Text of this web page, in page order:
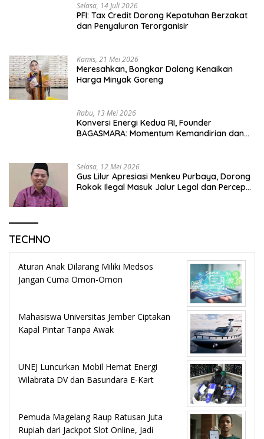
Selasa, 14 Juli 2026
PFI: Tax Credit Dorong Kepatuhan Berzakat
dan Penyaluran Terorganisir
Kamis, 21 Mei 2026
Meresahkan, Bongkar Dalang Kenaikan
Harga Minyak Goreng
Rabu, 13 Mei 2026
Konversi Energi Kedua RI, Founder
BAGASMARA: Momentum Kemandirian dan
Selasa, 12 Mei 2026
Gus Lilur Apresiasi Menkeu Purbaya, Dorong
Rokok Ilegal Masuk Jalur Legal dan Percepat
TECHNO
Aturan Anak Dilarang Miliki Medsos
Jangan Cuma Omon-Omon
Mahasiswa Universitas Jember Ciptakan
Kapal Pintar Tanpa Awak
UNEJ Luncurkan Mobil Hemat Energi
Wilabrata DV dan Basundara E-Kart
Pemuda Magelang Raup Ratusan Juta
Rupiah dari Jackpot Slot Online, Jadi